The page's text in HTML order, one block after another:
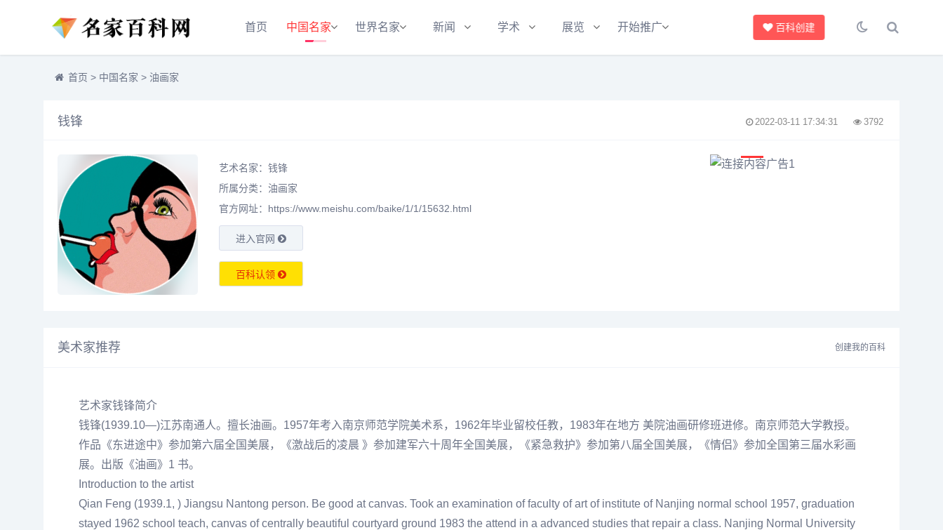
首页 中国名家 世界名家 新闻 学术 展览 开始推广 百科创建
首页 > 中国名家 > 油画家
钱锋 2022-03-11 17:34:31 3792
艺术名家：钱锋
所属分类： 油画家
官方网址：https://www.meishu.com/baike/1/1/15632.html
进入官网
百科认领
美术家推荐 创建我的百科
艺术家钱锋简介
钱锋(1939.10—)江苏南通人。擅长油画。1957年考入南京师范学院美术系，1962年毕业留校任教，1983年在地方 美院油画研修班进修。南京师范大学教授。
作品《东进途中》参加第六届全国美展，《激战后的凌晨 》参加建军六十周年全国美展，《紧急救护》参加第八届全国美展，《情侣》参加全国第三届水彩画
展。出版《油画》1 书。
Introduction to the artist
Qian Feng (1939.1, ) Jiangsu Nantong person. Be good at canvas. Took an examination of faculty of art of institute of Nanjing normal school 1957, graduation
stayed 1962 school teach, canvas of centrally beautiful courtyard ground 1983 the attend in a advanced studies that repair a class. Nanjing Normal University